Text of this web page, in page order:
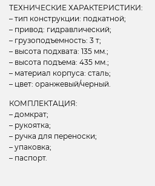
ТЕХНИЧЕСКИЕ ХАРАКТЕРИСТИКИ:
– тип конструкции: подкатной;
– привод: гидравлический;
– грузоподъемность: 3 т;
– высота подхвата: 135 мм.;
– высота подъема: 435 мм.;
– материал корпуса: сталь;
– цвет: оранжевый/черный.
КОМПЛЕКТАЦИЯ:
– домкрат;
– рукоятка;
– ручка для переноски;
– упаковка;
– паспорт.